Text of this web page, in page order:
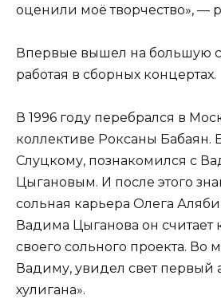
оценили моё творчество», —
Впервые вышел на большую
работая в сборных концертах.
В 1996 году перебрался в
коллективе Роксаны Бабаян.
Слуцкому, познакомился с
Цыгановым. И после этого
сольная карьера Олега
Вадима Цыганова он считает
своего сольного проекта. Во
Вадиму, увидел свет первый
хулигана».